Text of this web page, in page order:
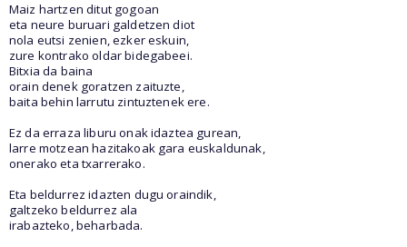
Maiz hartzen ditut gogoan
eta neure buruari galdetzen diot
nola eutsi zenien, ezker eskuin,
zure kontrako oldar bidegabeei.
Bitxia da baina
orain denek goratzen zaituzte,
baita behin larrutu zintuztenek ere.
Ez da erraza liburu onak idaztea gurean,
larre motzean hazitakoak gara euskaldunak,
onerako eta txarrerako.
Eta beldurrez idazten dugu oraindik,
galtzeko beldurrez ala
irabazteko, beharbada.